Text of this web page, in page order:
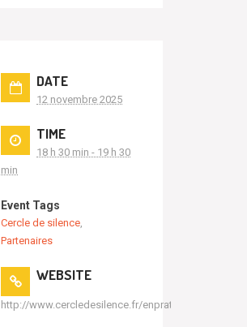
DATE
12 novembre 2025
TIME
18 h 30 min - 19 h 30
min
Event Tags
Cercle de silence
Partenaires
WEBSITE
http://www.cercledesilence.fr/enpratique/lyon.php